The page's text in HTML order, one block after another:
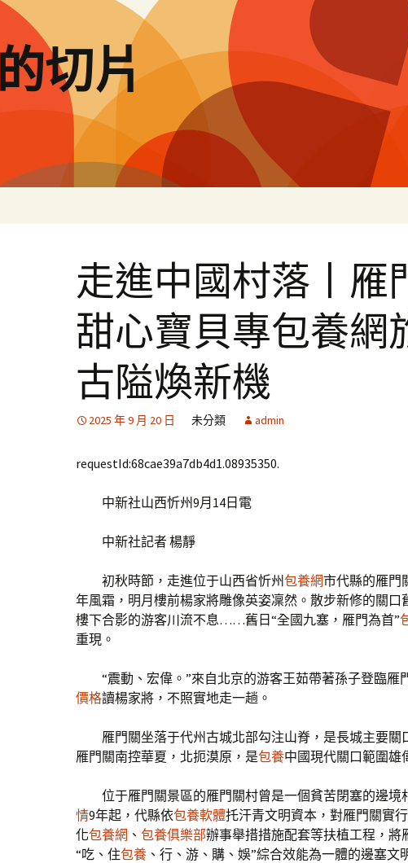
切片
走進中國村落丨雁
甜心寶貝專包養網
古隘煥新機
2025 年 9 月 20 日 未分類 admin
requestId:68cae39a7db4d1.08935350.
中新社山西忻州9月14日電
中新社記者 楊靜
初秋時節，走進位于山西省忻州包養網市代縣的雁門
年風霜，明月樓前楊家將雕像英姿凜然。散步新修的關口
樓下合影的游客川流不息……舊日“全國九塞，雁門為首”
重現。
“震動、宏偉。”來自北京的游客王茹帶著孫子登臨雁
價格讀楊家將，不照實地走一趟。
雁門關坐落于代州古城北部勾注山脊，是長城主要關
雁門關南控華夏，北扼漠原，是包養中國現代關口範圍雄
位于雁門關景區的雁門關村曾是一個貧苦閉塞的邊境
情9年起，代縣依包養軟體托汗青文明資本，對雁門關實
化包養網 、 包養俱樂部辦事舉措措施配套等扶植工程，將
“吃、住包養 、行、游、購、娛”綜合效能為一體的邊塞文